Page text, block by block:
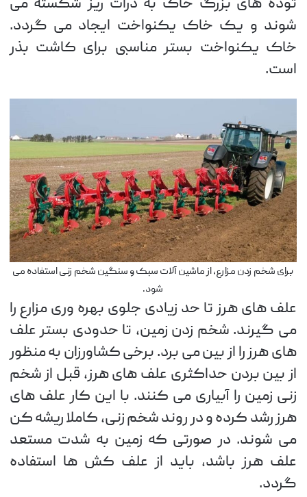
توده های بزرگ خاک به ذرات ریز شکسته می
شوند و یک خاک یکنواخت ایجاد می گردد.
خاک یکنواخت بستر مناسبی برای کاشت بذر
است.
برای شخم زدن مزارع، از ماشین آلات سبک و سنگین شخم زنی استفاده می
شود.
علف های هرز تا حد زیادی جلوی بهره وری مزارع را
می گیرند. شخم زدن زمین، تا حدودی بستر علف
های هرز را از بین می برد. برخی کشاورزان به منظور
از بین بردن حداکثری علف های هرز، قبل از شخم
زنی زمین را آبیاری می کنند. با این کار علف های
هرز رشد کرده و در روند شخم زنی، کاملا ریشه کن
می شوند. در صورتی که زمین به شدت مستعد
علف هرز باشد، باید از علف کش ها استفاده
گردد.